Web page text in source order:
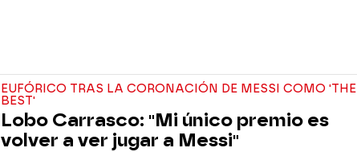
EUFÓRICO TRAS LA CORONACIÓN DE MESSI COMO 'THE
BEST'
Lobo Carrasco: "Mi único premio es
volver a ver jugar a Messi"